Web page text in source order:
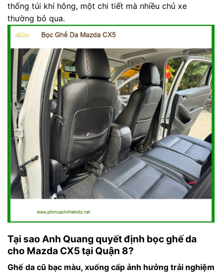
thống túi khí hông, một chi tiết mà nhiều chủ xe
thường bỏ qua.
Tại sao Anh Quang quyết định bọc ghế da
cho Mazda CX5 tại Quận 8?
Ghế da cũ bạc màu, xuống cấp ảnh hưởng trải nghiệm